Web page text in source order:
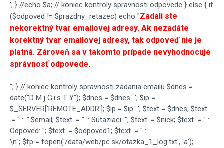
'; } //echo $a; // koniec kontroly spravnosti odpovede } else { if
($odpoved != $prazdny_retazec) echo "Zadali ste
nekorektný tvar emailovej adresy. Ak nezadáte
korektný tvar emailovej adresy, tak odpoveď nie je
platná. Zároveň sa v takomto prípade nevyhodnocuje
správnosť odpovede.
"; } // koniec kontroly spravnosti zadania emailu $dnes =
date("D M j G:i:s T Y"); $dnes = $dnes.' '; $ip =
$_SERVER['REMOTE_ADDR']; $ip = $ip.' '; $text = $dnes; $text
.= " :: ".$email; $text .= " :: Sutaziaci: "; $text .= $nick; $text .= " ::
Odpoved: "; $text .= $odpoved1; $text .= " ::
\n"; $fp = fopen('/data/web/pc.sk/otazka_1_log.txt', 'a');